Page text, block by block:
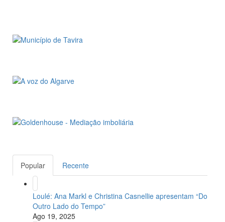
Popular Recente
Loulé: Ana Markl e Christina Casnellie apresentam “Do
Outro Lado do Tempo”
Ago 19, 2025